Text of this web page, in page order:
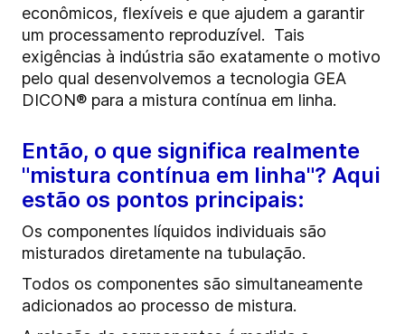
econômicos, flexíveis e que ajudem a garantir
um processamento reproduzível. Tais
exigências à indústria são exatamente o motivo
pelo qual desenvolvemos a tecnologia GEA
DICON® para a mistura contínua em linha.
Então, o que significa realmente
"mistura contínua em linha"? Aqui
estão os pontos principais:
Os componentes líquidos individuais são
misturados diretamente na tubulação.
Todos os componentes são simultaneamente
adicionados ao processo de mistura.